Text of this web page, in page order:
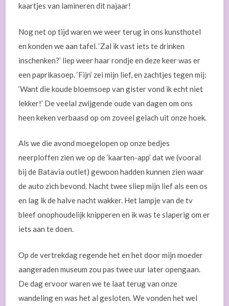
kaartjes van lamineren dit najaar!
Nog net op tijd waren we weer terug in ons kunsthotel
en konden we aan tafel. ‘Zal ik vast iets te drinken
inschenken?’ liep weer haar rondje en deze keer was er
een paprikasoep. ‘Fijn’ zei mijn lief, en zachtjes tegen mij:
‘Want die koude bloemsoep van gister vond ik echt niet
lekker!’ De veelal zwijgende oude van dagen om ons
heen keken verbaasd op om zoveel gelach uit onze hoek.
Als we die avond moegelopen op onze bedjes
neerploffen zien we op de ‘kaarten-app’ dat we (vooral
bij de Batavia outlet) gewoon hadden kunnen zien waar
de auto zich bevond. Nacht twee sliep mijn lief als een os
en lag ik de halve nacht wakker. Het lampje van de tv
bleef onophoudelijk knipperen en ik was te slaperig om er
iets aan te doen.
Op de vertrekdag regende het en het door mijn moeder
aangeraden museum zou pas twee uur later opengaan.
De dag ervoor waren we te laat terug van onze
wandeling en was het al gesloten. We vonden het wel